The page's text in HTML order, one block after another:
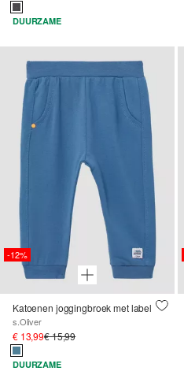
DUURZAME
-12%
Katoenen joggingbroek met label
s.Oliver
€ 13,99€ 15,99
DUURZAME